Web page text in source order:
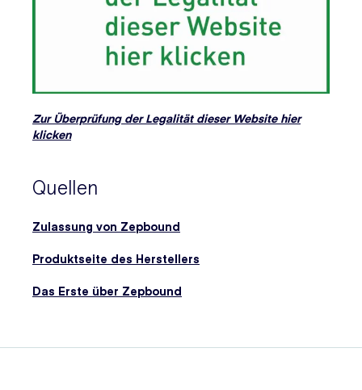
Zur Überprüfung der Legalität dieser Website hier
klicken
Quellen
Zulassung von Zepbound
Produktseite des Herstellers
Das Erste über Zepbound